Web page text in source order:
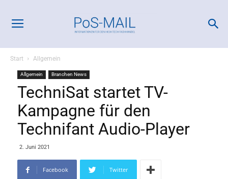
Start Allgemein
Allgemein Branchen News
TechniSat startet TV-
Kampagne für den
Technifant Audio-Player
2. Juni 2021
Facebook Twitter